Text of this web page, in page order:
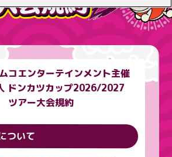
コエンターテインメント主催
ドンカツカップ2026/2027
ツアー大会規約
ついて